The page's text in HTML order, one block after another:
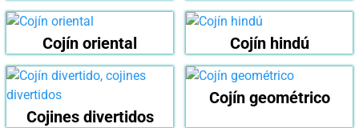
Cojín oriental Cojín hindú
Cojines divertidos
Cojín geométrico